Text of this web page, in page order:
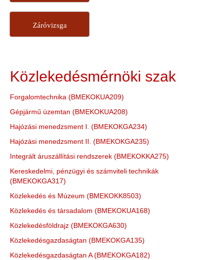
Záróvizsga
Közlekedésmérnöki szak
Forgalomtechnika (BMEKOKUA209)
Gépjármű üzemtan (BMEKOKUA208)
Hajózási menedzsment I. (BMEKOKGA234)
Hajózási menedzsment II. (BMEKOKGA235)
Integrált áruszállítási rendszerek (BMEKOKKA275)
Kereskedelmi, pénzügyi és számviteli technikák
(BMEKOKGA317)
Közlekedés és Múzeum (BMEKOKK8503)
Közlekedés és társadalom (BMEKOKUA168)
Közlekedésföldrajz (BMEKOKGA630)
Közlekedésgazdaságtan (BMEKOKGA135)
Közlekedésgazdaságtan A (BMEKOKGA182)